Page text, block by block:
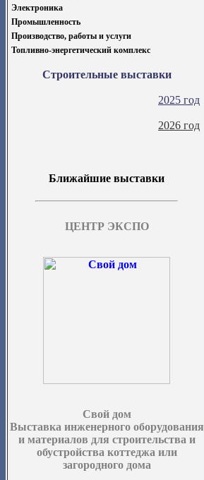
Электроника
Промышленность
Производство, работы и услуги
Топливно-энергетический комплекс
Строительные выставки
2025 год
2026 год
Ближайшие выставки
ЦЕНТР ЭКСПО
Свой дом
Выставка инженерного оборудования
и материалов для строительства и
обустройства коттеджа или
загородного дома